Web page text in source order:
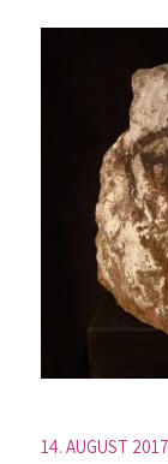
14. AUGUST 2017